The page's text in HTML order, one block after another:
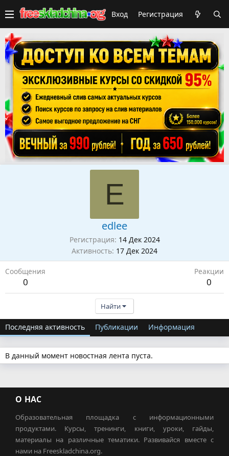
Вход Регистрация
E
edlee
Регистрация 14 Дек 2024
Активность 17 Дек 2024
Сообщения
0
Реакции
0
Найти
Последняя активность Публикации Информация
В данный момент новостная лента пуста.
О НАС
Образовательная площадка с информационными
продуктами. Курсы, тренинги, книги, уроки, гайды,
материалы на различные тематики. Развивайся вместе с
нами на Freeskladchina.org.